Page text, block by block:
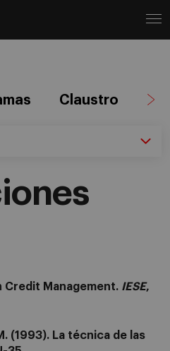
Claustro
Credit Management. IESE,
(1993). La técnica de las